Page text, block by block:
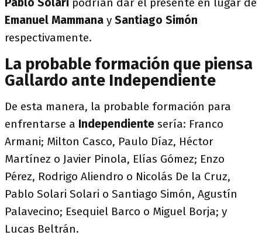
Emanuel Mammana y Santiago Simón
respectivamente.
La probable formación que piensa
Gallardo ante Independiente
De esta manera, la probable formación para
enfrentarse a Independiente sería: Franco
Armani; Milton Casco, Paulo Díaz, Héctor
Martínez o Javier Pinola, Elías Gómez; Enzo
Pérez, Rodrigo Aliendro o Nicolás De la Cruz,
Pablo Solari Solari o Santiago Simón, Agustín
Palavecino; Esequiel Barco o Miguel Borja; y
Lucas Beltrán.